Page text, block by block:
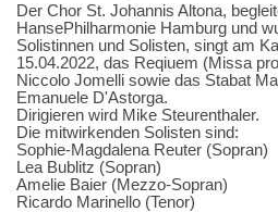
Der Chor St. Johannis Altona,
HansePhilharmonie Hamburg und
Solistinnen und Solisten, singt am
15.04.2022, das Reqiuem (Missa
Niccolo Jomelli sowie das Stabat
Emanuele D'Astorga.
Dirigieren wird Mike Steurenthaler.
Die mitwirkenden Solisten sind:
Sophie-Magdalena Reuter (Sopran)
Lea Bublitz (Sopran)
Amelie Baier (Mezzo-Sopran)
Ricardo Marinello (Tenor)